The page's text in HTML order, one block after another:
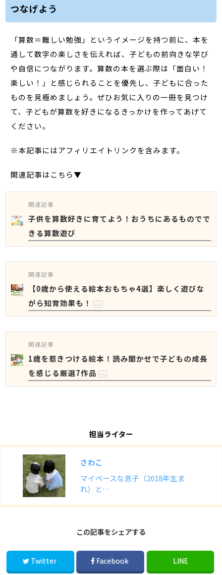
つなげよう
「算数＝難しい勉強」というイメージを持つ前に、本を
通して数字の楽しさを伝えれば、子どもの前向きな学び
や自信につながります。算数の本を選ぶ際は「面白い！
楽しい！」と感じられることを優先し、子どもに合った
ものを見極めましょう。ぜひお気に入りの一冊を見つけ
て、子どもが算数を好きになるきっかけを作ってあげて
ください。
※本記事にはアフィリエイトリンクを含みます。
関連記事はこちら▼
関連記事
子供を算数好きに育てよう！おうちにあるものでで
きる算数遊び
関連記事
【0歳から使える絵本おもちゃ4選】楽しく遊びな
がら知育効果も！
PR
関連記事
1歳を惹きつける絵本！読み聞かせで子どもの成長
を感じる厳選7作品
PR
担当ライター
さわこ
マイペースな息子（2018年生ま
れ）と…
この記事をシェアする
Twitter Facebook LINE